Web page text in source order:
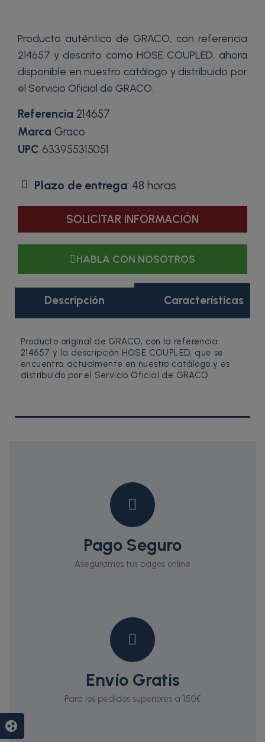
Producto auténtico de GRACO, con referencia
214657 y descrito como HOSE COUPLED, ahora
disponible en nuestro catálogo y distribuido por
el Servicio Oficial de GRACO.
Referencia 214657
Marca Graco
UPC 633955315051
Plazo de entrega: 48 horas
SOLICITAR INFORMACIÓN
HABLA CON NOSOTROS
Descripción Características
Producto original de GRACO, con la referencia
214657 y la descripción HOSE COUPLED, que se
encuentra actualmente en nuestro catálogo y es
distribuido por el Servicio Oficial de GRACO.
Pago Seguro
Aseguramos tus pagos online
Envío Gratis
Para los pedidos superiores a 150€
group_work